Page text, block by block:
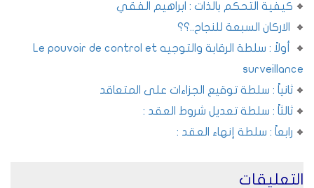
كيفية التحكم بالذات : ابراهيم الفقي
الاركان السبعة للنجاح..؟؟
أولاً : سلطة الرقابة والتوجيه Le pouvoir de control et
surveillance
ثانياً : سلطة توقيع الجزاءات على المتعاقد
ثالثاً : سلطة تعديل شروط العقد :
رابعاً : سلطة إنهاء العقد :
التعليقات